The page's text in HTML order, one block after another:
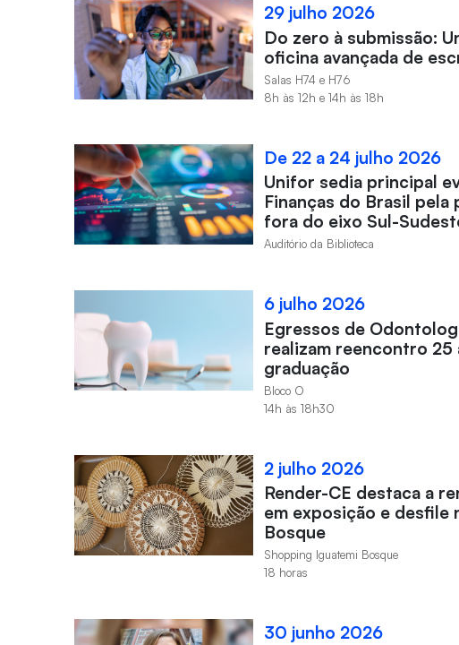
29 julho 2026
Do zero à submissão:
oficina avançada de
Salas H74 e H76
8h às 12h e 14h às 18h
De 22 a 24 julho 2026
Unifor sedia principal
Finanças do Brasil pela
fora do eixo Sul-
Auditório da Biblioteca
6 julho 2026
Egressos de
realizam reencontro 25
graduação
Bloco O
14h às 18h30
2 julho 2026
Render-CE destaca a
em exposição e desfile
Bosque
Shopping Iguatemi Bosque
18 horas
30 junho 2026